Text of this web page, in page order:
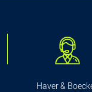
Haver &